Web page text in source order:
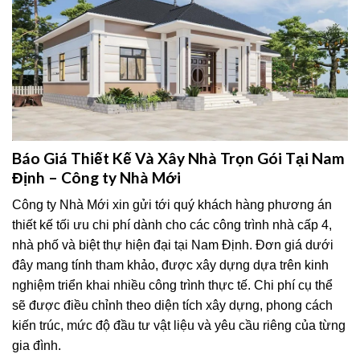
Báo Giá Thiết Kế Và Xây Nhà Trọn Gói Tại Nam
Định – Công ty Nhà Mới
Công ty Nhà Mới xin gửi tới quý khách hàng phương án
thiết kế tối ưu chi phí dành cho các công trình nhà cấp 4,
nhà phố và biệt thự hiện đại tại Nam Định. Đơn giá dưới
đây mang tính tham khảo, được xây dựng dựa trên kinh
nghiệm triển khai nhiều công trình thực tế. Chi phí cụ thể
sẽ được điều chỉnh theo diện tích xây dựng, phong cách
kiến trúc, mức độ đầu tư vật liệu và yêu cầu riêng của từng
gia đình.